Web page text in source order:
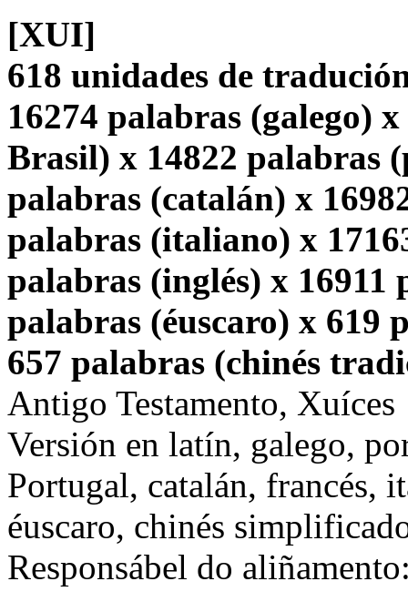
[XUI]
618 unidades de
16274 palabras (galego)
Brasil) x 14822 palabras
palabras (catalán) x
palabras (italiano) x
palabras (inglés) x 16911
palabras (éuscaro) x 619
657 palabras (chinés
Antigo Testamento, Xuíces
Versión en latín, galego,
Portugal, catalán, francés,
éuscaro, chinés
Responsábel do